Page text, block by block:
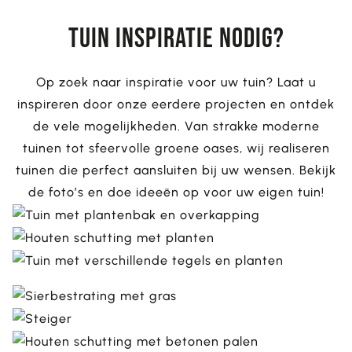
tuin inspiratie nodig?
Op zoek naar inspiratie voor uw tuin? Laat u
inspireren door onze eerdere projecten en ontdek
de vele mogelijkheden. Van strakke moderne
tuinen tot sfeervolle groene oases, wij realiseren
tuinen die perfect aansluiten bij uw wensen. Bekijk
de foto’s en doe ideeën op voor uw eigen tuin!